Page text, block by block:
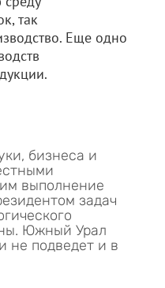
так
Еще одно
бизнеса и
выполнение
задач
Южный Урал
не подведет и в